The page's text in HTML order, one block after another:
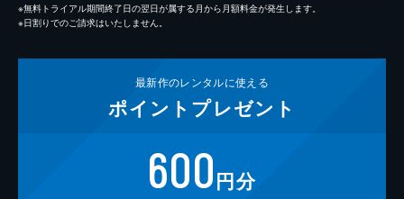
※無料トライアル期間終了日の翌日が属する月から月額料金が発生します。
※日割りでのご請求はいたしません。
最新作のレンタルに使える
ポイント プレゼント
600円分